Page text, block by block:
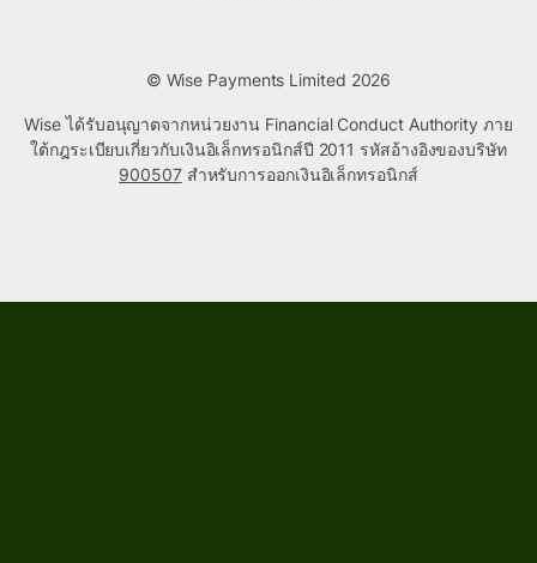
© Wise Payments Limited 2026
Wise ได้รับอนุญาตจากหน่วยงาน Financial Conduct Authority ภาย
ใต้กฎระเบียบเกี่ยวกับเงินอิเล็กทรอนิกส์ปี 2011 รหัสอ้างอิงของบริษัท
900507สำหรับการออกเงินอิเล็กทรอนิกส์